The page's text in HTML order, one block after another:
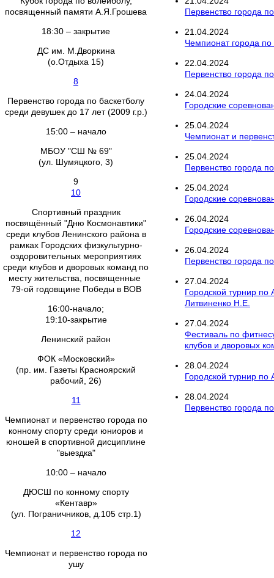
посвященный памяти А.Я.Грошева
18:30 – закрытие
ДС им. М.Дворкина
(о.Отдыха 15)
8
Первенство города по баскетболу
среди девушек до 17 лет (2009 г.р.)
15:00 – начало
МБОУ "СШ № 69"
(ул. Шумяцкого, 3)
9
10
Спортивный праздник
посвящённый "Дню Космонавтики"
среди клубов Ленинского района в
рамках Городских физкультурно-
оздоровительных мероприятиях
среди клубов и дворовых команд по
месту жительства, посвященные
79-ой годовщине Победы в ВОВ
16:00-начало;
19:10-закрытие
Ленинский район
ФОК «Московский»
(пр. им. Газеты Красноярский
рабочий, 26)
11
Чемпионат и первенство города по
конному спорту среди юниоров и
юношей в спортивной дисциплине
"выездка"
10:00 – начало
ДЮСШ по конному спорту
«Кентавр»
(ул. Пограничников, д.105 стр.1)
12
Чемпионат и первенство города по
ушу
Первенство города
21.04.2024
Чемпионат города
22.04.2024
Первенство города
24.04.2024
Городские
25.04.2024
Чемпионат и
25.04.2024
Первенство города
25.04.2024
Городские
26.04.2024
Городские
26.04.2024
Первенство города
27.04.2024
Городской турнир
Литвиненко Н.Е.
27.04.2024
Фестиваль по
клубов и дворовых
28.04.2024
Городской турнир
28.04.2024
Первенство города